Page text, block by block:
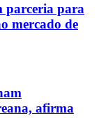
parceria para
mercado de
afirma